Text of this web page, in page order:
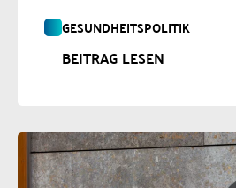
GESUNDHEITSPOLITIK
BEITRAG LESEN